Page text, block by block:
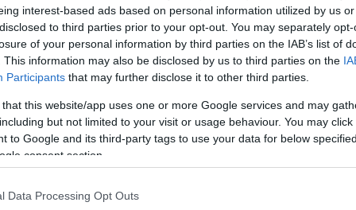
interest-based ads based on personal information utilized by us
to third parties prior to your opt-out. You may separately
of your personal information by third parties on the IAB’s list of
This information may also be disclosed by us to third parties on the
Participants that may further disclose it to other third parties.
that this website/app uses one or more Google services and may
but not limited to your visit or usage behaviour. You may
to Google and its third-party tags to use your data for below
consent section.
Data Processing Opt Outs
τμήματος της μάζας του. Καθώς
ατμόσφαιρα αυτά τα κομμάτια
ένα ωστικό κύμα το οποίο με την
δημιουργεί το φαινόμενο των
χτυπά τη Γη ένας μεγάλος αστεροειδής
πόλη Τσελιαμπίνσκ τον Φεβρουάριο του
500.000 τόνους ΤΝΤ, 40 φορές ισχυρότερη,